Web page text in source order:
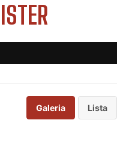
Galeria Lista